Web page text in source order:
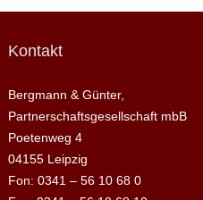
Kontakt
Bergmann & Günter,
Partnerschaftsgesellschaft mbB
Poetenweg 4
04155 Leipzig
Fon: 0341 – 56 10 68 0